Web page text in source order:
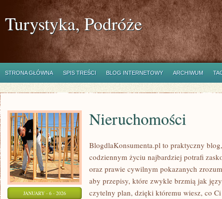
Turystyka, Podróże
STRONA GŁÓWNA SPIS TREŚCI BLOG INTERNETOWY ARCHIWUM
JANUARY - 6 - 2026
Nieruchomości
BlogdlaKonsumenta.pl to praktyczny
codziennym życiu najbardziej potrafi
oraz prawie cywilnym pokazanych
aby przepisy, które zwykle brzmią jak
czytelny plan, dzięki któremu wiesz, co